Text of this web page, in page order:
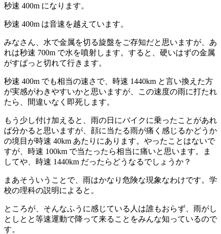
秒速 400m になります。
秒速 400m は音速を越えています。
みなさん、水で金属を切る旋盤をご存知だと思いますが、あ
れは秒速 700m で水を噴射します。すると、硬いはずの金属
がすぱっと切れて行きます。
秒速 400m でも相当の速さで、時速 1440km と言い換えた方
が実感がわきやすいかと思いますが、この速度の雨に打たれ
たら、間違いなく即死します。
もう少し付け加えると、雨の日にバイクに乗ったことがあれ
ば分かると思いますが、顔に当たる雨が痛く感じるかどうか
の境目が時速 40km あたりにあります。やったことはないで
すが、時速 100km で当たったら相当に痛いと思います。ま
してや、時速 1440km だったらどうなるでしょうか？
まあそういうことで、雨はかなり危険な現象なわけです。学
校の理科の説明によると。
ところが、そんなふうに感じている人は誰もおらず、雨がし
としとと等速運動で降って来ることをみんな知っているので
す。